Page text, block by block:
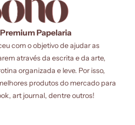
Papelaria
com o objetivo de ajudar as
através da escrita e da arte,
organizada e leve. Por isso,
produtos do mercado para
art journal, dentre outros!